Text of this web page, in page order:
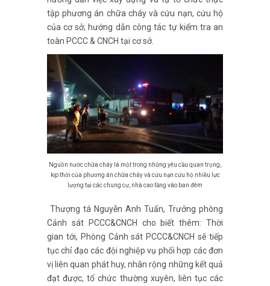
tập phương án chữa cháy và cứu nạn, cứu hộ
của cơ sở; hướng dẫn công tác tự kiểm tra an
toàn PCCC & CNCH tại cơ sở.
Nguồn nước chữa cháy là một trong những yêu cầu quan trọng,
kịp thời của phương án chữa cháy và cứu nạn cứu hộ nhiều lực
lượng tại các chung cư, nhà cao tầng vào ban đêm
Thượng tá Nguyễn Anh Tuấn, Trưởng phòng
Cảnh sát PCCC&CNCH cho biết thêm: Thời
gian tới, Phòng Cảnh sát PCCC&CNCH sẽ tiếp
tục chỉ đạo các đội nghiệp vụ phối hợp các đơn
vị liên quan phát huy, nhân rộng những kết quả
đạt được, tổ chức thường xuyên, liên tục các